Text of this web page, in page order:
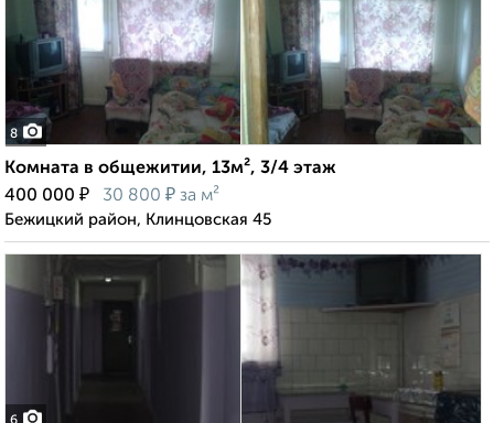
8
Комната в общежитии, 13м², 3/4 этаж
400 000 ₽ 30 800 ₽ за м²
Бежицкий район, Клинцовская 45